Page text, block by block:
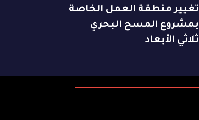
تغيير منطقة العمل الخاصة
بمشروع المسح البحري
ثلاثي الأبعاد